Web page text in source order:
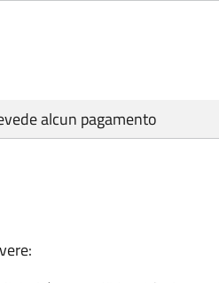
alcun pagamento